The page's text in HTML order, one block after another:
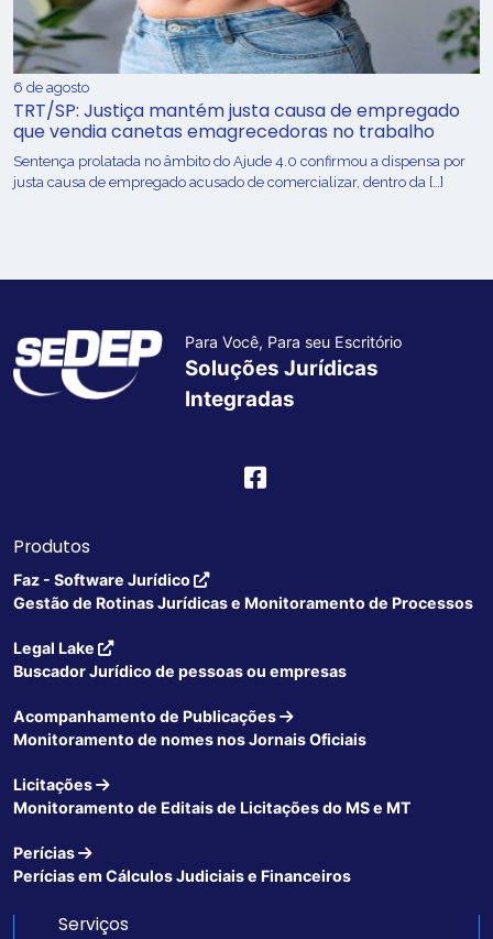
6 de agosto
TRT/SP: Justiça mantém justa causa de empregado
que vendia canetas emagrecedoras no trabalho
Sentença prolatada no âmbito do Ajude 4.0 confirmou a dispensa por
justa causa de empregado acusado de comercializar, dentro da […]
Para Você, Para seu Escritório
Soluções Jurídicas
Integradas
Produtos
Faz - Software Jurídico
Gestão de Rotinas Jurídicas e Monitoramento de Processos
Legal Lake
Buscador Jurídico de pessoas ou empresas
Acompanhamento de Publicações
Monitoramento de nomes nos Jornais Oficiais
Licitações
Monitoramento de Editais de Licitações do MS e MT
Perícias
Perícias em Cálculos Judiciais e Financeiros
Serviços